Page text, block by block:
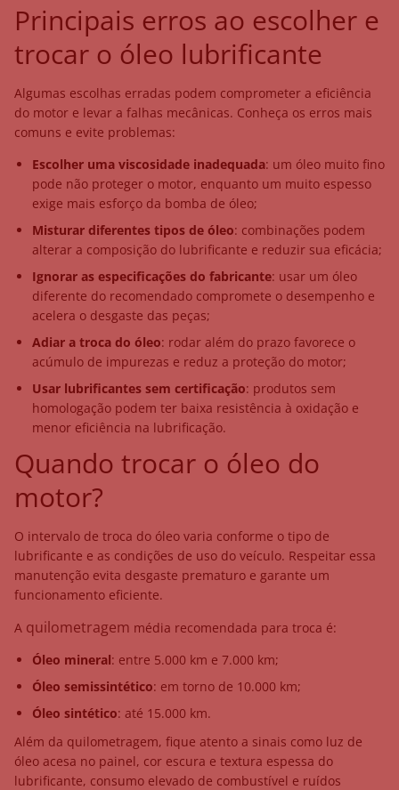
Principais erros ao escolher e
trocar o óleo lubrificante
Algumas escolhas erradas podem comprometer a eficiência
do motor e levar a falhas mecânicas. Conheça os erros mais
comuns e evite problemas:
Escolher uma viscosidade inadequada: um óleo muito fino
pode não proteger o motor, enquanto um muito espesso
exige mais esforço da bomba de óleo;
Misturar diferentes tipos de óleo: combinações podem
alterar a composição do lubrificante e reduzir sua eficácia;
Ignorar as especificações do fabricante: usar um óleo
diferente do recomendado compromete o desempenho e
acelera o desgaste das peças;
Adiar a troca do óleo: rodar além do prazo favorece o
acúmulo de impurezas e reduz a proteção do motor;
Usar lubrificantes sem certificação: produtos sem
homologação podem ter baixa resistência à oxidação e
menor eficiência na lubrificação.
Quando trocar o óleo do
motor?
O intervalo de troca do óleo varia conforme o tipo de
lubrificante e as condições de uso do veículo. Respeitar essa
manutenção evita desgaste prematuro e garante um
funcionamento eficiente.
A quilometragem média recomendada para troca é:
Óleo mineral: entre 5.000 km e 7.000 km;
Óleo semissintético: em torno de 10.000 km;
Óleo sintético: até 15.000 km.
Além da quilometragem, fique atento a sinais como luz de
óleo acesa no painel, cor escura e textura espessa do
lubrificante, consumo elevado de combustível e ruídos